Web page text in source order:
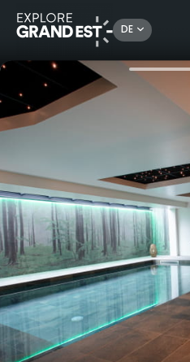
DE
Sehenswertes in der Region Grand Est